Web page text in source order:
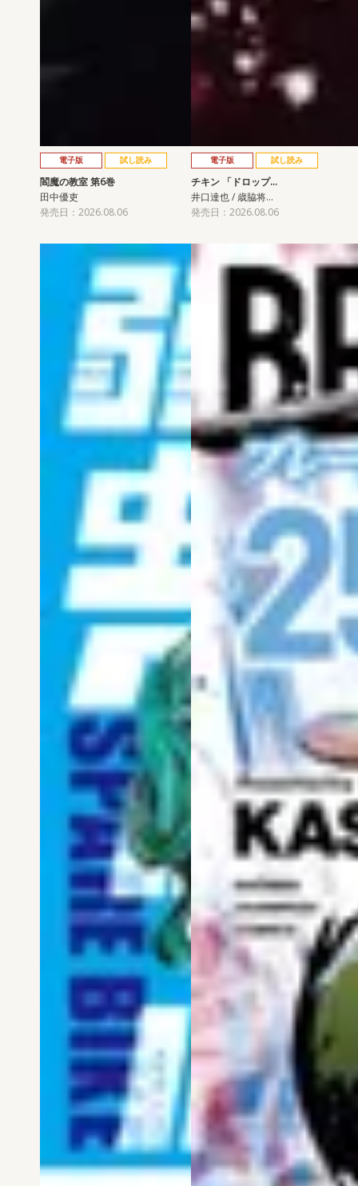
電子版 試し読み
閻魔の教室 第6巻
田中優吏
発売日：2026.08.06
電子版 試し読み
チキン 「ドロップ…
井口達也 / 歳脇将…
発売日：2026.08.06